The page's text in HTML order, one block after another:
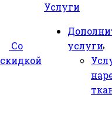
Со
скидкой
Услуги
услуги